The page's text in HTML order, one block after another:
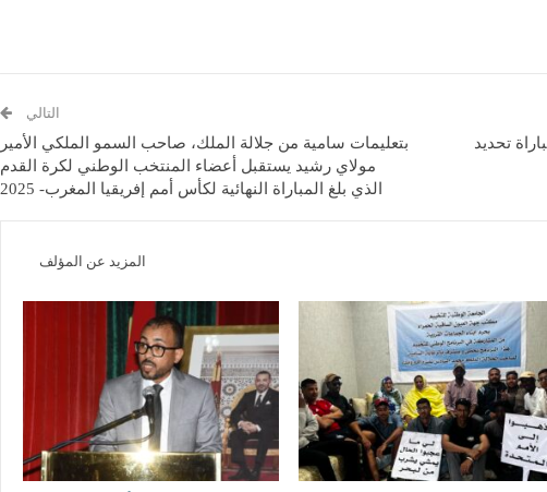
تحديد
التالي
بتعليمات سامية من جلالة الملك، صاحب السمو الملكي الأمير
مولاي رشيد يستقبل أعضاء المنتخب الوطني لكرة القدم
الذي بلغ المباراة النهائية لكأس أمم إفريقيا المغرب- 2025
المزيد عن المؤلف